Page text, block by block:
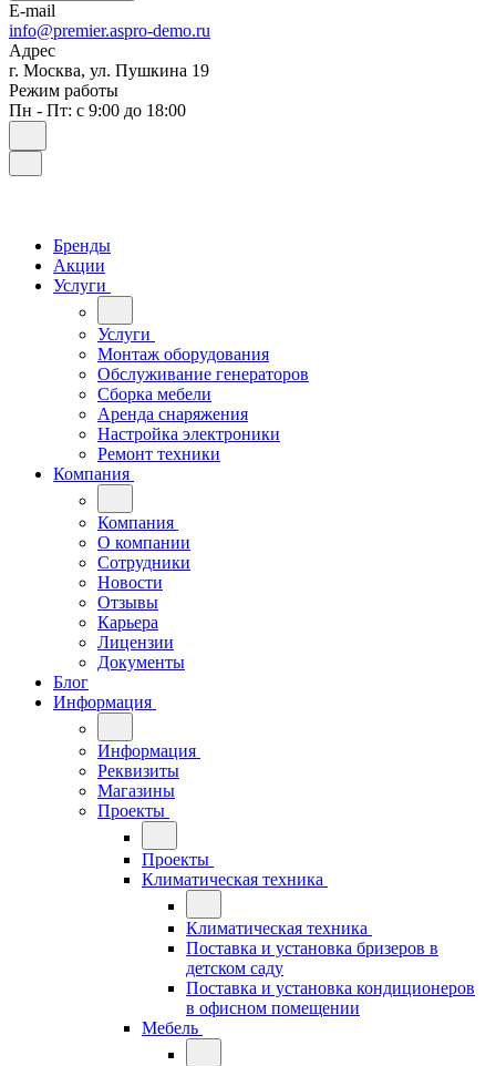
E-mail
info@premier.aspro-demo.ru
Адрес
г. Москва, ул. Пушкина 19
Режим работы
Пн - Пт: с 9:00 до 18:00
Бренды
Акции
Услуги
Услуги
Монтаж оборудования
Обслуживание генераторов
Сборка мебели
Аренда снаряжения
Настройка электроники
Ремонт техники
Компания
Компания
О компании
Сотрудники
Новости
Отзывы
Карьера
Лицензии
Документы
Блог
Информация
Информация
Реквизиты
Магазины
Проекты
Проекты
Климатическая техника
Климатическая техника
Поставка и установка бризеров в
детском саду
Поставка и установка кондиционеров
в офисном помещении
Мебель